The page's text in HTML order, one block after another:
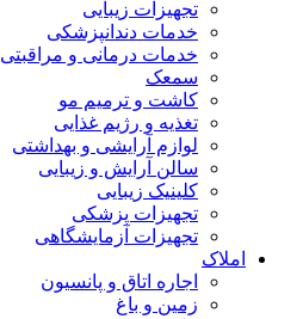
تجهیزات زیبایی
خدمات دندانپزشکی
خدمات درمانی و مراقبتی
سمعک
کاشت و ترمیم مو
تغذیه و رژیم غذایی
لوازم آرایشی و بهداشتی
سالن آرایش و زیبایی
کلینیک زیبایی
تجهیزات پزشکی
تجهیزات آزمایشگاهی
املاک
اجاره اتاق و پانسیون
زمین و باغ